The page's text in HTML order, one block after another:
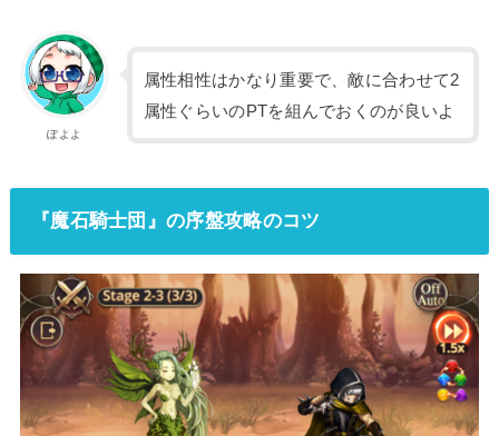
ぽよよ
属性相性はかなり重要で、敵に合わせて2
属性ぐらいのPTを組んでおくのが良いよ
『魔石騎士団』の序盤攻略のコツ